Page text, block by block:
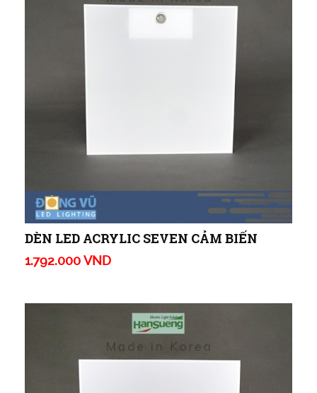
DÈN LED ACRYLIC SEVEN CẢM BIẾN
1.792.000 VND